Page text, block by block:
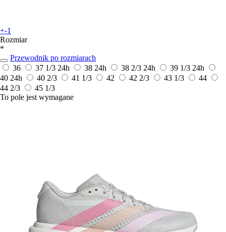
+-1
Rozmiar
*
Przewodnik po rozmiarach
36
37 1/3 24h 38 24h 38 2/3 24h 39 1/3 24h
40 24h 40 2/3 41 1/3 42 42 2/3 43 1/3
44
44 2/3
45 1/3
To pole jest wymagane